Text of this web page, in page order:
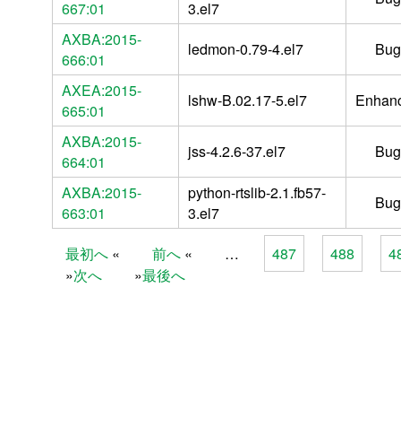
667:01
3.el7
AXBA:2015-
666:01
ledmon-0.79-4.el7
AXEA:2015-
665:01
lshw-B.02.17-5.el7
AXBA:2015-
664:01
jss-4.2.6-37.el7
AXBA:2015-
663:01
python-rtslib-2.1.fb57-
3.el7
Pages
最初へ 前へ … 487 488
次へ
最後へ